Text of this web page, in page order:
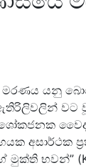
මරණය යනු
අසාර්ථක
භවන්”